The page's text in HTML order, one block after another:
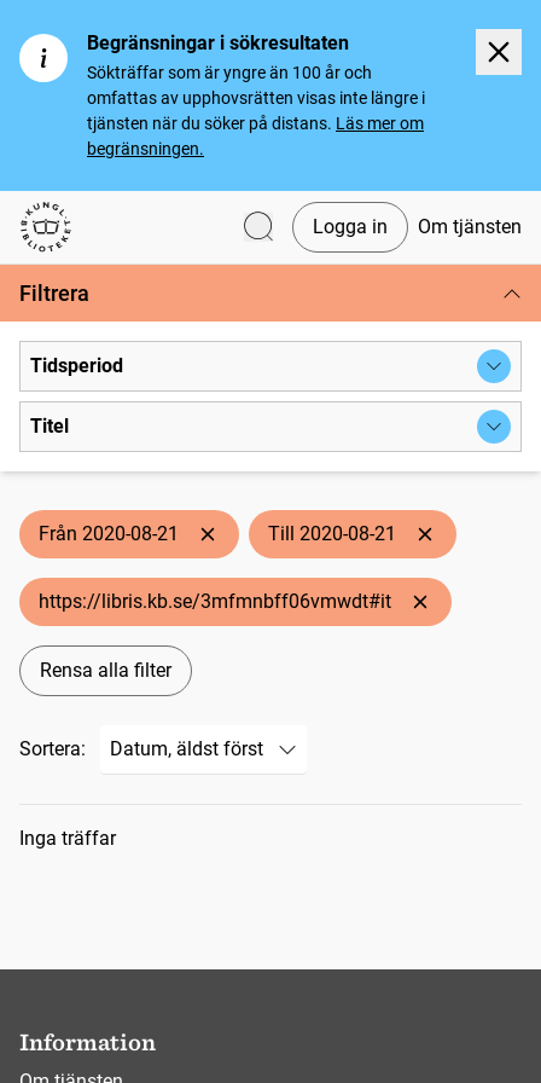
Begränsningar i sökresultaten
Sökträffar som är yngre än 100 år och
omfattas av upphovsrätten visas inte längre i
tjänsten när du söker på distans. Läs mer om
begränsningen.
Svenska tidningar
Logga in Om tjänsten
Filtrera
Tidsperiod
Titel
Från 2020-08-21 Till 2020-08-21
https://libris.kb.se/3mfmnbff06vmwdt#it
Rensa alla filter
Sortera:
Sökresultat
Inga träffar
Information